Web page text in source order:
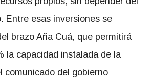
Entre esas inversiones se
brazo Aña Cuá, que permitirá
la capacidad instalada de la
comunicado del gobierno